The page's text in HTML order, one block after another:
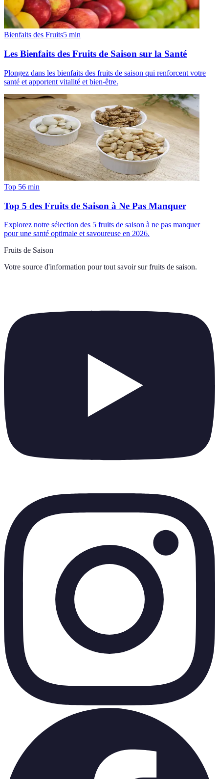
Bienfaits des Fruits5 min
Les Bienfaits des Fruits de Saison sur la Santé
Plongez dans les bienfaits des fruits de saison qui renforcent votre
santé et apportent vitalité et bien-être.
Top 56 min
Top 5 des Fruits de Saison à Ne Pas Manquer
Explorez notre sélection des 5 fruits de saison à ne pas manquer
pour une santé optimale et savoureuse en 2026.
Fruits de Saison
Votre source d'information pour tout savoir sur fruits de saison.